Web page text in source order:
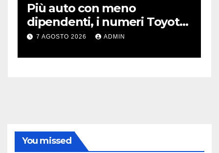
Più auto con meno
dipendenti, i numeri Toyota
che “scuotono” Volkswagen
7 AGOSTO 2026 ADMIN
You missed